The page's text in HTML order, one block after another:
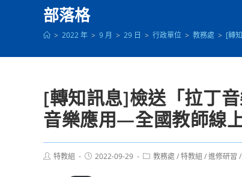
部落格
> 2022 年 > 9 月 > 29 日 > 行政單位 > 教務處 > [轉
[轉知訊息]檢送「拉丁
音樂應用—全國教師線
Post特教組
Post2022-09-29
Post教務處 /特教組 /進修研習 /